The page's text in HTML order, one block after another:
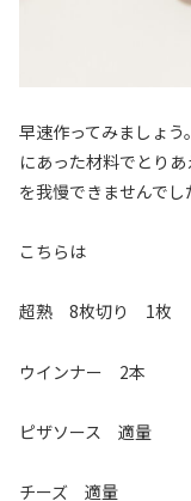
早速作ってみましょ
にあった材料でとり
を我慢できませんでし
こちらは
超熟 8枚切り 1枚
ウインナー 2本
ピザソース 適量
チーズ 適量